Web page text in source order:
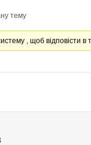
тему
, щоб відповісти в